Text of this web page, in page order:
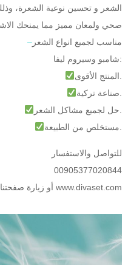
الشعر و تحسين نوعية الشعرة،
صحي ولمعان مميز مما يمنحك
– مناسب لجميع انواع الشعر
شامبو وسيروم ليفا:
للتواصل والاستفسار
00905377020844
أو زيارة صفحتنا www.divaset.com